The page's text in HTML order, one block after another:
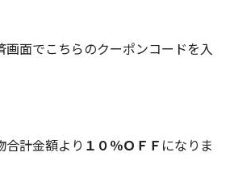
画面でこちらのクーポンコードを入
合計金額より １０％ＯＦＦ になりま